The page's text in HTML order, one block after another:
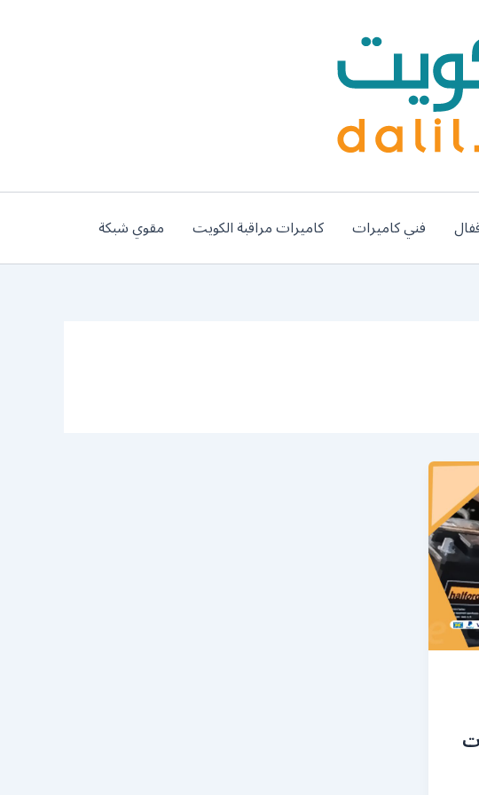
فني كاميرات كاميرات مراقبة الكويت مقوي شبكة